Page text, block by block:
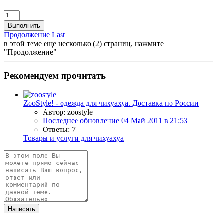
Выполнить
Продолжение Last
в этой теме еще несколько (2) страниц, нажмите
"Продолжение"
Рекомендуем прочитать
ZooStyle! - одежда для чихуахуа. Доставка по России
Автор: zoostyle
Последнее обновление 04 Май 2011 в 21:53
Ответы: 7
Товары и услуги для чихуахуа
Написать